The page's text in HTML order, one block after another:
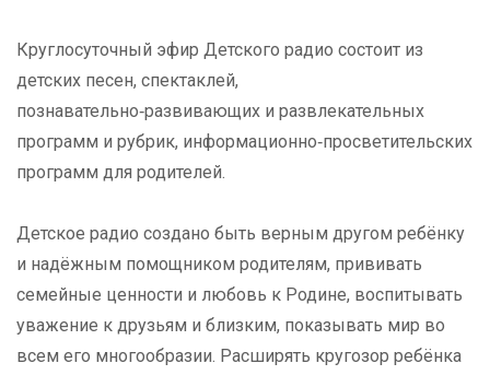
Круглосуточный эфир Детского радио состоит из
детских песен, спектаклей,
познавательно‑развивающих и развлекательных
программ и рубрик, информационно‑просветительских
программ для родителей.
Детское радио создано быть верным другом ребёнку
и надёжным помощником родителям, прививать
семейные ценности и любовь к Родине, воспитывать
уважение к друзьям и близким, показывать мир во
всем его многообразии. Расширять кругозор ребёнка